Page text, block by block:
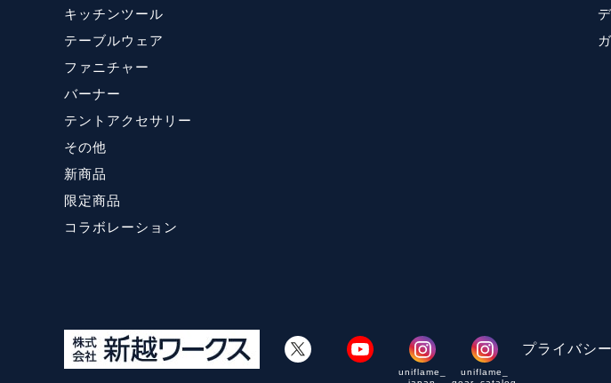
キッチンツール
テーブルウェア
ファニチャー
バーナー
テントアクセサリー
その他
新商品
限定商品
コラボレーション
uniflame_
uniflame_
プライバシ